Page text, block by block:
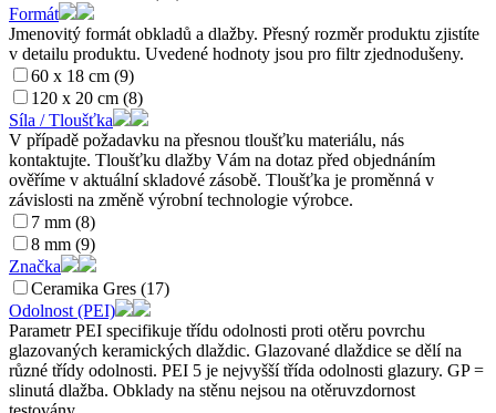
Formát
Jmenovitý formát obkladů a dlažby. Přesný rozměr produktu zjistíte
v detailu produktu. Uvedené hodnoty jsou pro filtr zjednodušeny.
60 x 18 cm (9)
120 x 20 cm (8)
Síla / Tloušťka
V případě požadavku na přesnou tloušťku materiálu, nás
kontaktujte. Tloušťku dlažby Vám na dotaz před objednáním
ověříme v aktuální skladové zásobě. Tloušťka je proměnná v
závislosti na změně výrobní technologie výrobce.
7 mm (8)
8 mm (9)
Značka
Ceramika Gres (17)
Odolnost (PEI)
Parametr PEI specifikuje třídu odolnosti proti otěru povrchu
glazovaných keramických dlaždic. Glazované dlaždice se dělí na
různé třídy odolnosti. PEI 5 je nejvyšší třída odolnosti glazury. GP =
slinutá dlažba. Obklady na stěnu nejsou na otěruvzdornost